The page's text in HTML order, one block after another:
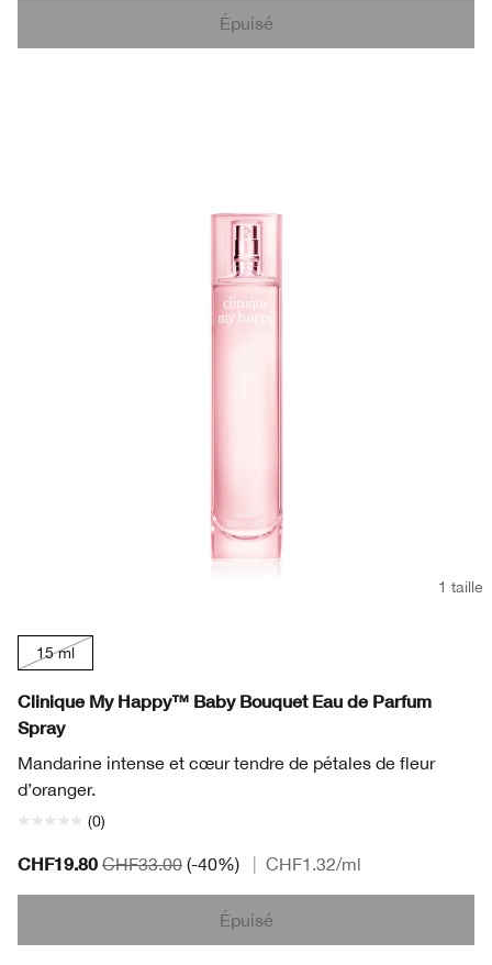
Épuisé
1 taille
15 ml
Clinique My Happy™ Baby Bouquet Eau de Parfum
Spray
Mandarine intense et cœur tendre de pétales de fleur
d’oranger.
(0)
CHF19.80 CHF33.00 (-40%) CHF1.32/ml
Épuisé